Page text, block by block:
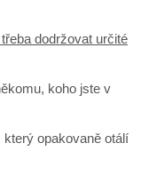
dodržovat určité
koho jste v
opakovaně otálí